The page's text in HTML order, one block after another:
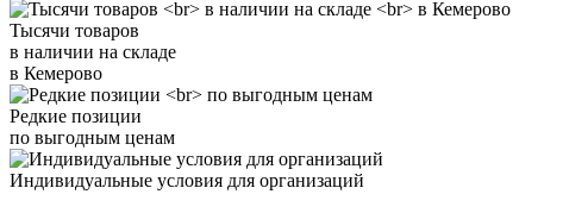
Тысячи товаров
в наличии на складе
в Кемерово
Редкие позиции
по выгодным ценам
Индивидуальные условия для организаций